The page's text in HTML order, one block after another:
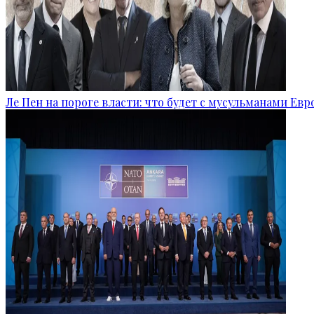
Ле Пен на пороге власти: что будет с мусульманами